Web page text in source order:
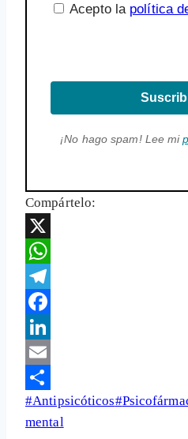
Acepto la política
¡No hago spam! Lee mi
Compártelo:
X
WhatsApp
Telegram
Facebook
LinkedIn
Email
Share
Etiquetas
de
#Antipsicóticos#
mental